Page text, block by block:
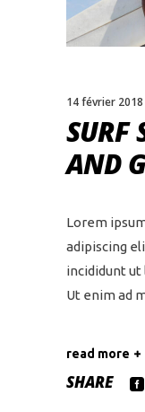
14 février 2018
SURF
AND
Lorem
adipiscing
incididunt ut
Ut enim ad
read more
SHARE